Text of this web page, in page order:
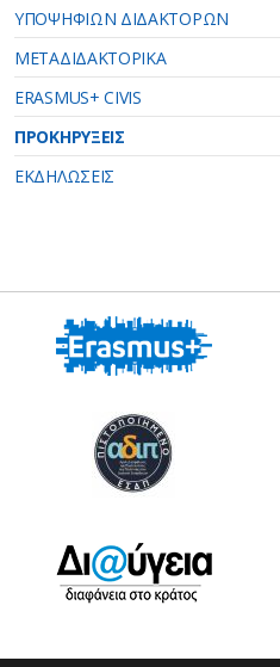
ΥΠΟΨΗΦΙΩΝ ΔΙΔΑΚΤΟΡΩΝ
ΜΕΤΑΔΙΔΑΚΤΟΡΙΚΑ
ERASMUS+ CIVIS
ΠΡΟΚΗΡΥΞΕΙΣ
ΕΚΔΗΛΩΣΕΙΣ